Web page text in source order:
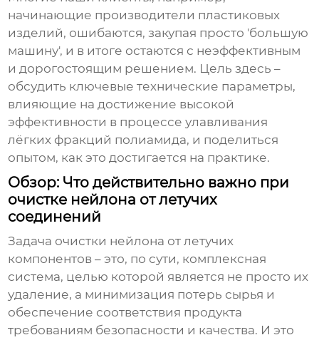
начинающие производители пластиковых
изделий, ошибаются, закупая просто 'большую
машину', и в итоге остаются с неэффективным
и дорогостоящим решением. Цель здесь –
обсудить ключевые технические параметры,
влияющие на достижение высокой
эффективности в процессе улавливания
лёгких фракций полиамида, и поделиться
опытом, как это достигается на практике.
Обзор: Что действительно важно при
очистке нейлона от летучих
соединений
Задача очистки нейлона от летучих
компонентов – это, по сути, комплексная
система, целью которой является не просто их
удаление, а минимизация потерь сырья и
обеспечение соответствия продукта
требованиям безопасности и качества. И это